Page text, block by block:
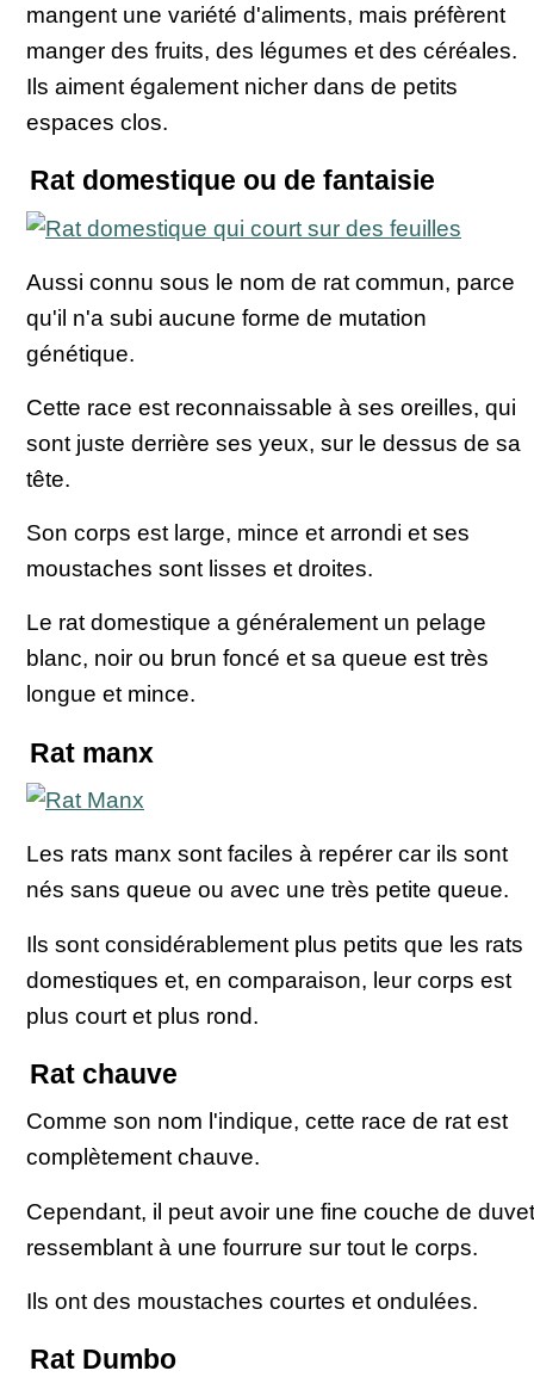
mangent une variété d'aliments, mais préfèrent
manger des fruits, des légumes et des céréales.
Ils aiment également nicher dans de petits
espaces clos.
Rat domestique ou de fantaisie
Aussi connu sous le nom de rat commun, parce
qu'il n'a subi aucune forme de mutation
génétique.
Cette race est reconnaissable à ses oreilles, qui
sont juste derrière ses yeux, sur le dessus de sa
tête.
Son corps est large, mince et arrondi et ses
moustaches sont lisses et droites.
Le rat domestique a généralement un pelage
blanc, noir ou brun foncé et sa queue est très
longue et mince.
Rat manx
Les rats manx sont faciles à repérer car ils sont
nés sans queue ou avec une très petite queue.
Ils sont considérablement plus petits que les rats
domestiques et, en comparaison, leur corps est
plus court et plus rond.
Rat chauve
Comme son nom l'indique, cette race de rat est
complètement chauve.
Cependant, il peut avoir une fine couche de duvet
ressemblant à une fourrure sur tout le corps.
Ils ont des moustaches courtes et ondulées.
Rat Dumbo